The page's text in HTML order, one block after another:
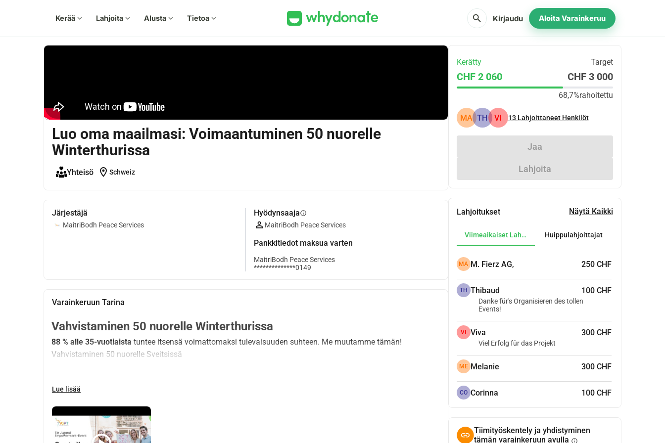
Kerää expand_more Lahjoita expand_more Alusta expand_more Tietoa expand_more search Kirjaudu Aloita Varainkeruu
Luo oma maailmasi: Voimaantuminen 50 nuorelle
Winterthurissa
Yhteisö location_on Schweiz
Järjestäjä
MaitriBodh Peace Services
Hyödynsaajainfo
MaitriBodh Peace Services
Pankkitiedot maksua varten
MaitriBodh Peace Services
**************0149
Varainkeruun Tarina
Vahvistaminen 50 nuorelle Winterthurissa
88 % alle 35-vuotiaista tuntee itsensä voimattomaksi tulevaisuuden suhteen. Me muutamme tämän!
Vahvistaminen 50 nuorelle Sveitsissä
Create Your World Tour on nuorten vahvistamiseen keskittyvä tapahtuma, joka auttaa nuoria (16 35-vuotiaita):
  Kehittämään selkeän vision elämästään
  Rakentamaan aitoja ystävyyksiä
  Aikaisemaan positiivista muutosta maailmassa
Lue lisää
Kerätty Target
CHF 2 060 CHF 3 000
68,7%rahoitettu
MA TH VI 13 Lahjoittaneet Henkilöt
Jaa
Lahjoita
Lahjoitukset Näytä Kaikki
Viimeaikaiset LahjoituksetHuippulahjoittajat
MA M. Fierz AG, 250 CHF
TH Thibaud 100 CHF
Danke für's Organisieren des tollen
Events!
VI Viva 300 CHF
Viel Erfolg für das Projekt
ME Melanie 300 CHF
CO Corinna 100 CHF
Tiimityöskentely ja yhdistyminen
tämän varainkeruun avulla info